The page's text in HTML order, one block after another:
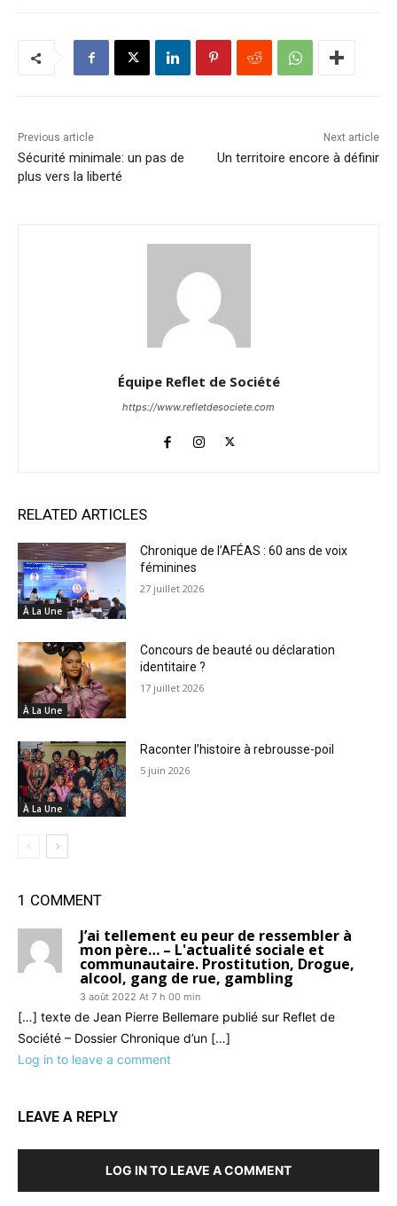
Previous article
Sécurité minimale: un pas de
plus vers la liberté
Next article
Un territoire encore à définir
Équipe Reflet de Société
https://www.refletdesociete.com
RELATED ARTICLES
À La Une
Chronique de l’AFÉAS : 60 ans de voix
féminines
27 juillet 2026
À La Une
Concours de beauté ou déclaration
identitaire ?
17 juillet 2026
À La Une
Raconter l’histoire à rebrousse-poil
5 juin 2026
1 COMMENT
J’ai tellement eu peur de ressembler à
mon père… – L'actualité sociale et
communautaire. Prostitution, Drogue,
alcool, gang de rue, gambling
3 août 2022 At 7 h 00 min
[…] texte de Jean Pierre Bellemare publié sur Reflet de
Société – Dossier Chronique d’un […]
Log in to leave a comment
LEAVE A REPLY
LOG IN TO LEAVE A COMMENT